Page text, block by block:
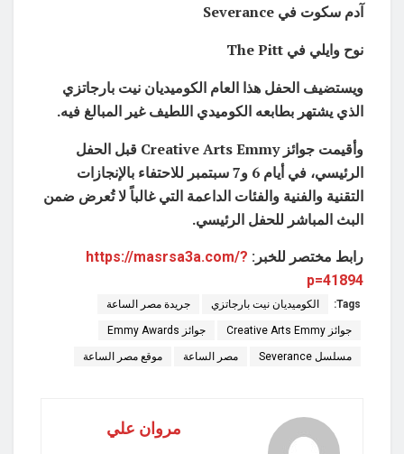
آدم سكوت في Severance
نوح وايلي في The Pitt
ويستضيف الحفل هذا العام الكوميديان نيت بارجاتزي
الذي يشتهر بطابعه الكوميدي اللطيف غير المبالغ فيه.
وأقيمت جوائز Creative Arts Emmy قبل الحفل
الرئيسي، في أيام 6 و7 سبتمبر للاحتفاء بالإنجازات
التقنية والفنية والفئات الداعمة التي غالباً لا تُعرض ضمن
البث المباشر للحفل الرئيسي.
رابط مختصر للخبر: https://masrsa3a.com/?
p=41894
Tags: الكوميديان نيت بارجاتزي جريدة مصر الساعة
جوائز Creative Arts Emmy جوائز Emmy Awards
مسلسل Severance مصر الساعة موقع مصر الساعة
مروان علي